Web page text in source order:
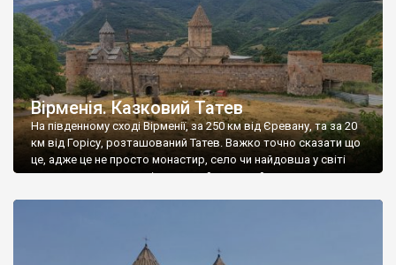
Вірменія. Казковий Татев
На південному сході Вірменії, за 250 км від Єревану, та за 20
км від Горісу, розташований Татев. Важко точно сказати що
це, адже це не просто монастир, село чи найдовша у світі
канатна дорога – це вірменський духовний центр, символ